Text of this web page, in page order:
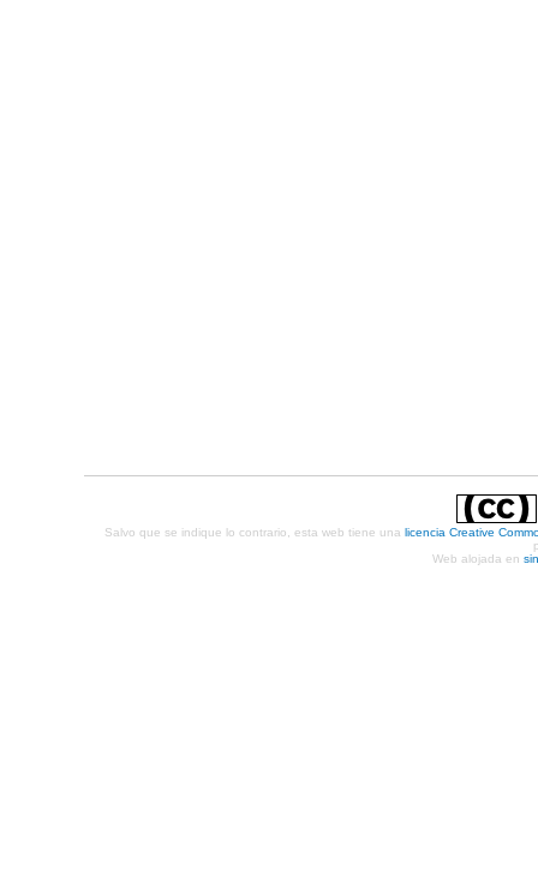
Salvo que se indique lo contrario, esta web tiene una licencia Creative
Web alojada en